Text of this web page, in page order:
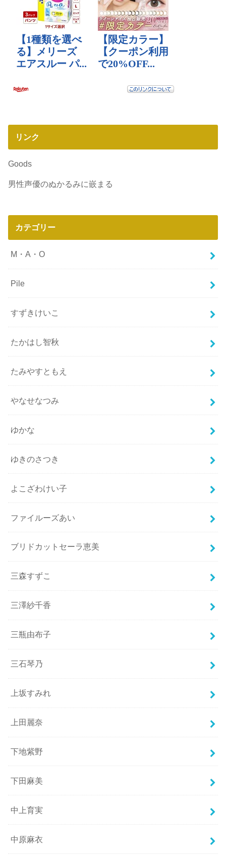
リンク
Goods
男性声優のぬかるみに嵌まる
カテゴリー
M・A・O
Pile
すずきけいこ
たかはし智秋
たみやすともえ
やなせなつみ
ゆかな
ゆきのさつき
よこざわけい子
ファイルーズあい
ブリドカットセーラ恵美
三森すずこ
三澤紗千香
三瓶由布子
三石琴乃
上坂すみれ
上田麗奈
下地紫野
下田麻美
中上育実
中原麻衣